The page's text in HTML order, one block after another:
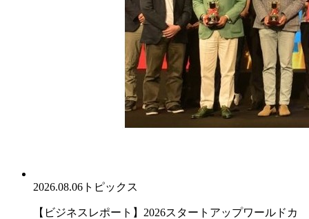
2026.08.06 トピックス
【ビジネスレポート】2026スタートアップワールドカ